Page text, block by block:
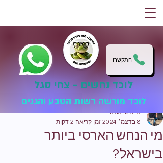
התקשרו
לוכד נחשים - צחי סגל
לוכד מורשה רשות הטבע והגנים
מי הנחש הארסי ביותר
בישראל?
tzachi2810
8 בדצמ׳ 2024
זמן קריאה 2 דקות